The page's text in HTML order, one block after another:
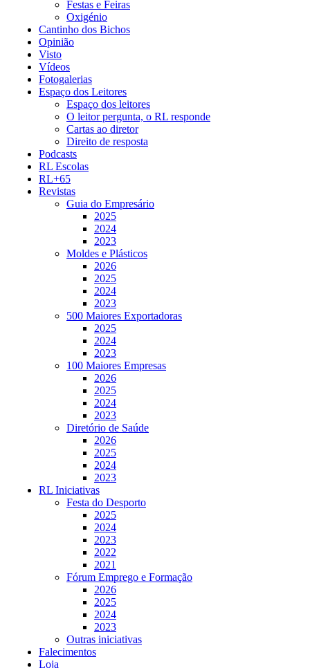
Festas e Feiras
Oxigénio
Cantinho dos Bichos
Opinião
Visto
Vídeos
Fotogalerias
Espaço dos Leitores
Espaço dos leitores
O leitor pergunta, o RL responde
Cartas ao diretor
Direito de resposta
Podcasts
RL Escolas
RL+65
Revistas
Guia do Empresário
2025
2024
2023
Moldes e Plásticos
2026
2025
2024
2023
500 Maiores Exportadoras
2025
2024
2023
100 Maiores Empresas
2026
2025
2024
2023
Diretório de Saúde
2026
2025
2024
2023
RL Iniciativas
Festa do Desporto
2025
2024
2023
2022
2021
Fórum Emprego e Formação
2026
2025
2024
2023
Outras iniciativas
Falecimentos
Loja